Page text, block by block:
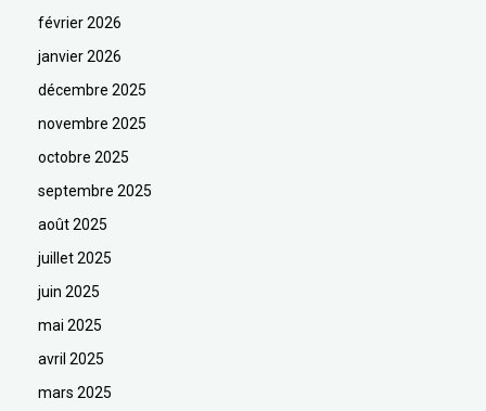
février 2026
janvier 2026
décembre 2025
novembre 2025
octobre 2025
septembre 2025
août 2025
juillet 2025
juin 2025
mai 2025
avril 2025
mars 2025